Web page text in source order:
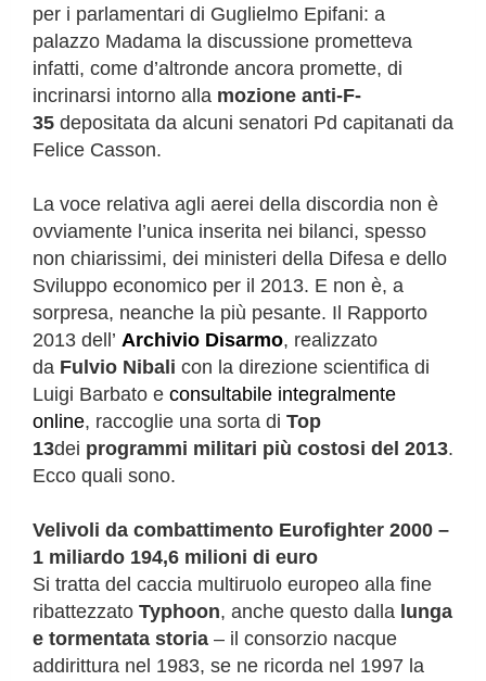
per i parlamentari di Guglielmo Epifani: a
palazzo Madama la discussione prometteva
infatti, come d’altronde ancora promette, di
incrinarsi intorno alla mozione anti-F-
35 depositata da alcuni senatori Pd capitanati da
Felice Casson.
La voce relativa agli aerei della discordia non è
ovviamente l’unica inserita nei bilanci, spesso
non chiarissimi, dei ministeri della Difesa e dello
Sviluppo economico per il 2013. E non è, a
sorpresa, neanche la più pesante. Il Rapporto
2013 dell’ Archivio Disarmo, realizzato
da Fulvio Nibali con la direzione scientifica di
Luigi Barbato e consultabile integralmente
online, raccoglie una sorta di Top
13dei programmi militari più costosi del 2013.
Ecco quali sono.
Velivoli da combattimento Eurofighter 2000 –
1 miliardo 194,6 milioni di euro
Si tratta del caccia multiruolo europeo alla fine
ribattezzato Typhoon, anche questo dalla lunga
e tormentata storia – il consorzio nacque
addirittura nel 1983, se ne ricorda nel 1997 la